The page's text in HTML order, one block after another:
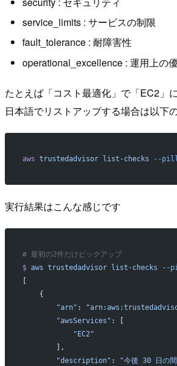
service_limits : サービスの制限
fault_tolerance : 耐障害性
operational_excellence : 運用上の
たとえば「コスト最適化」で「EC2」
日本語でリストアップする場合は以下
aws trustedadvisor list-checks --
実行結果はこんな感じです
# 最初の2件だけピックアップ
$ aws trustedadvisor list-checks --
[
    {
        "arn"
:
        "awsServices"
: [
            "EC2"
        ],
        "description"
:
"今後 30 日の間